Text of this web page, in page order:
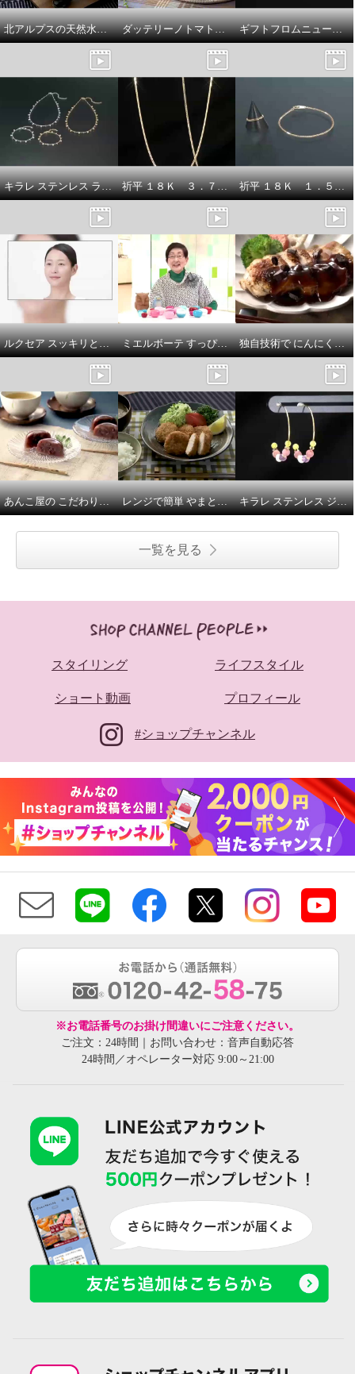
¥0 ¥0
北アルプスの天然水仕立て ふんわりごはん 富山県入善町のこしひかり ダッテリーノトマトの トマトジュース漬け ギフトフロムニューヨーク プラチナ９００ モアサナイト ドレープデザイン ペンダントトップ
キラレ ステンレス ラウンドチャーム トゥインクルシャワー ブレスレット／ネックレス 祈平 １８Ｋ ３．７ｇＵＰ ８面ダブル 喜平チェーン ネックレス／５．５ｇＵＰ ８面ダブル 喜平チェーン ロングネックレス 祈平 １８Ｋ １．５ｇＵＰ ８面ダブル 喜平チェーン ブレスレット／８面ダブル 喜平チェーン リング
ルクセア スッキリと引き締まった 若々しい目元を目指す！ ハンズフリーで使える 目元専用美顔器 ルクセア ミューサー 目元シート６０枚付セット ミエルボーテ すっぴんツヤめき！美白肌 デイタイム スキンケアペースト ＜バニラ＞ ２個増量セット 独自技術で にんにくを熟成発酵！ “ちかっぱうまい 黒にんにく” ６袋セット
あんこ屋の こだわり水ようかん （小倉） レンジで簡単 やまと豚の やわらかとんかつ キラレ ステンレス ジェムストーン＆ プレシオサ社製 クリスタルガラス カラフルフープピアス
一覧を見る
スタイリング ライフスタイル
ショート動画 プロフィール
#ショップチャンネル
※お電話番号のお掛け間違いにご注意ください。
ご注文：24時間｜お問い合わせ：音声自動応答
24時間／オペレーター対応 9:00～21:00